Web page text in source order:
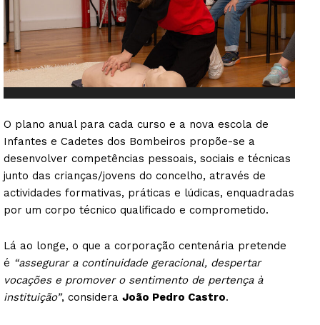
O plano anual para cada curso e a nova escola de
Infantes e Cadetes dos Bombeiros propõe-se a
desenvolver competências pessoais, sociais e técnicas
junto das crianças/jovens do concelho, através de
actividades formativas, práticas e lúdicas, enquadradas
por um corpo técnico qualificado e comprometido.
Lá ao longe, o que a corporação centenária pretende
é “assegurar a continuidade geracional, despertar
vocações e promover o sentimento de pertença à
instituição”, considera João Pedro Castro.